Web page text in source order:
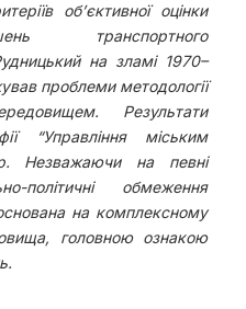
об’єктивної оцінки
транспортного
на зламі 1970–
проблеми методології
Результати
“Управління міським
Незважаючи на певні
політичні обмеження
на комплексному
головною ознакою